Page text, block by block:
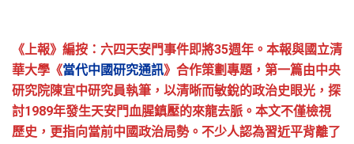
《上報》編按：六四天安門事件即將35週年。本報與國立清
華大學《當代中國研究通訊》合作策劃專題，第一篇由中央
研究院陳宜中研究員執筆，以清晰而敏銳的政治史眼光，探
討1989年發生天安門血腥鎮壓的來龍去脈。本文不僅檢視
歷史，更指向當前中國政治局勢。不少人認為習近平背離了